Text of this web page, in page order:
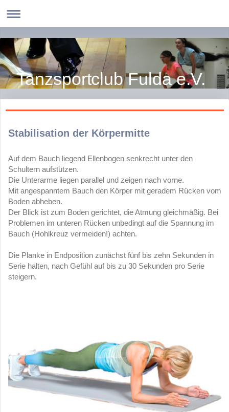
Tanzsportclub Fulda e.V.
Stabilisation der Körpermitte
Auf dem Bauch liegend Ellenbogen senkrecht unter den
Schultern aufstützen.
Die Unterarme liegen parallel und zeigen nach vorne.
Mit angespanntem Bauch den Körper mit geradem Rücken vom
Boden abheben.
Der Blick ist zum Boden gerichtet, die Atmung gleichmäßig. Bei
Problemen im unteren Rücken unbedingt auf die Spannung im
Bauch (Hohlkreuz vermeiden!) achten.
Die Planke in Endposition zunächst fünf bis zehn Sekunden in
Serie halten, nach Gefühl auf bis zu 30 Sekunden pro Serie
steigern.